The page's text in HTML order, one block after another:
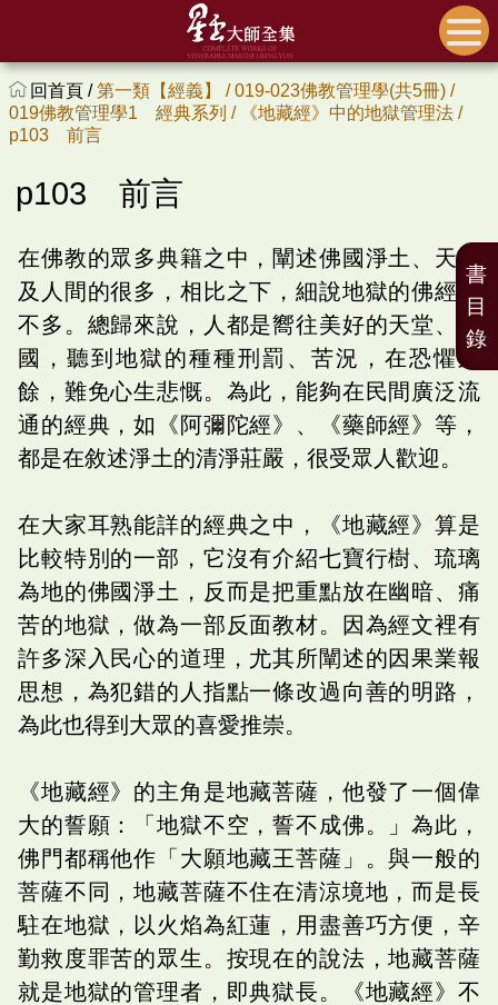
回首頁 /第一類【經義】 /019-023佛教管理學(共5冊) /
019佛教管理學1 經典系列 /
《地藏經》中的地獄管理法 /
p103 前言
p103 前言
在佛教的眾多典籍之中，闡述佛國淨土、天堂
及人間的很多，相比之下，細說地獄的佛經就
不多。總歸來說，人都是嚮往美好的天堂、佛
國，聽到地獄的種種刑罰、苦況，在恐懼之
餘，難免心生悲慨。為此，能夠在民間廣泛流
通的經典，如《阿彌陀經》、《藥師經》等，
都是在敘述淨土的清淨莊嚴，很受眾人歡迎。
在大家耳熟能詳的經典之中，《地藏經》算是
比較特別的一部，它沒有介紹七寶行樹、琉璃
為地的佛國淨土，反而是把重點放在幽暗、痛
苦的地獄，做為一部反面教材。因為經文裡有
許多深入民心的道理，尤其所闡述的因果業報
思想，為犯錯的人指點一條改過向善的明路，
為此也得到大眾的喜愛推崇。
《地藏經》的主角是地藏菩薩，他發了一個偉
大的誓願：「地獄不空，誓不成佛。」為此，
佛門都稱他作「大願地藏王菩薩」。與一般的
菩薩不同，地藏菩薩不住在清涼境地，而是長
駐在地獄，以火焰為紅蓮，用盡善巧方便，辛
勤救度罪苦的眾生。按現在的說法，地藏菩薩
就是地獄的管理者，即典獄長。《地藏經》不
書
目
錄